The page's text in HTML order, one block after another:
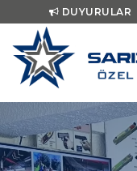
DUYURULAR